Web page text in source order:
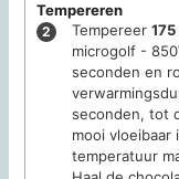
Tempereren
Tempereer
microgolf -
seconden en
seconden, tot
mooi vloeibaar
temperatuur